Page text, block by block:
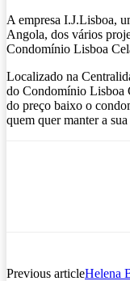
A empresa I.J.Lisboa,
Angola, dos vários
Condomínio Lisboa
Localizado na
do Condomínio Lisboa
do preço baixo o
quem quer manter a
Previous articleHelena